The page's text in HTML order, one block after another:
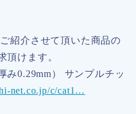
紹介させて頂いた商品の
頂けます。
み0.29mm） サンプルチッ
net.co.jp/c/cat1…